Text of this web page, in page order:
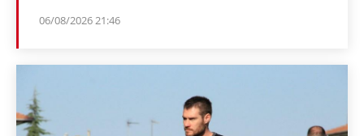
06/08/2026 21:46